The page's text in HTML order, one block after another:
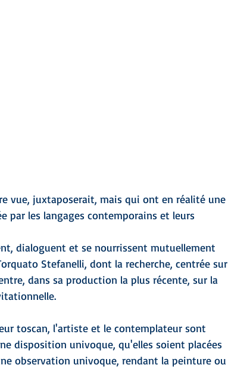
vue, juxtaposerait, mais qui ont en réalité une
par les langages contemporains et leurs
dialoguent et se nourrissent mutuellement
Stefanelli, dont la recherche, centrée sur
dans sa production la plus récente, sur la
toscan, l'artiste et le contemplateur sont
disposition univoque, qu'elles soient placées
observation univoque, rendant la peinture ou